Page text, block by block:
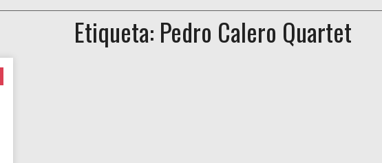
Etiqueta: Pedro Calero Quartet